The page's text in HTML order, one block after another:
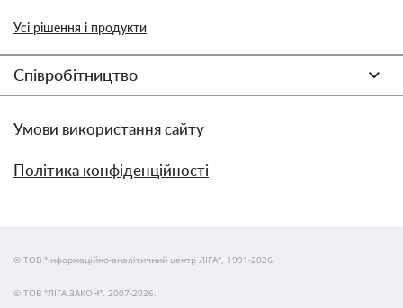
Усі рішення і продукти
Співробітництво
Умови використання сайту
Політика конфіденційності
© ТОВ "інформаційно-аналітичний центр ЛІГА", 1991-2026.
© ТОВ "ЛІГА ЗАКОН", 2007-2026.